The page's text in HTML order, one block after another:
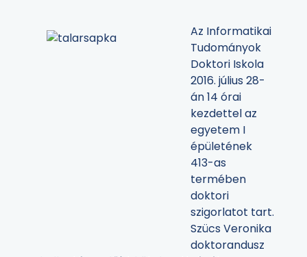
Az Informatikai
Tudományok
Doktori Iskola
2016. július 28-
án 14 órai
kezdettel az
egyetem I
épületének
413-as
termében
doktori
szigorlatot tart.
Szücs Veronika
doktorandusz